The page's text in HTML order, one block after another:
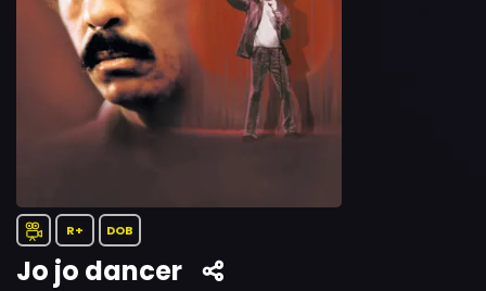
R+ DOB
Jo jo dancer